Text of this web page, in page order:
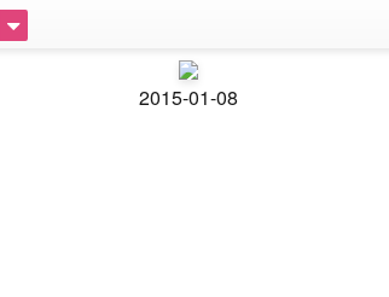
2015-01-08